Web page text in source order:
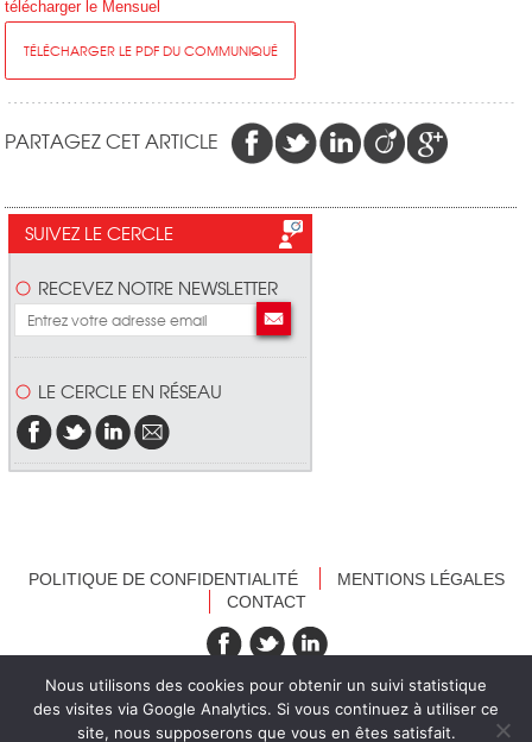
télécharger le Mensuel
TÉLÉCHARGER LE PDF DU COMMUNIQUÉ
PARTAGEZ CET ARTICLE
SUIVEZ LE CERCLE
RECEVEZ NOTRE NEWSLETTER
LE CERCLE EN RÉSEAU
POLITIQUE DE CONFIDENTIALITÉ
MENTIONS LÉGALES
CONTACT
recevez nos newsletters
Nous utilisons des cookies pour obtenir un suivi statistique
des visites via Google Analytics. Si vous continuez à utiliser ce
site, nous supposerons que vous en êtes satisfait.